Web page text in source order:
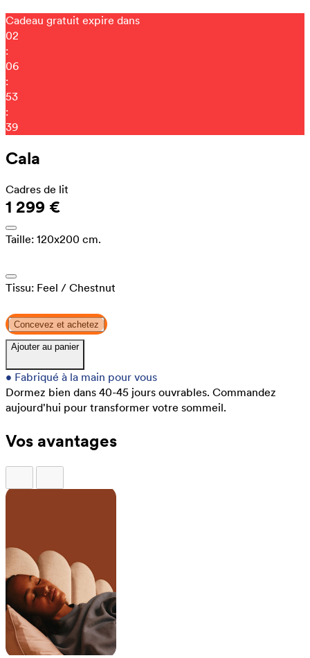
Cadeau gratuit expire dans
02
:
06
:
53
:
31
Cala
Cadres de lit
1 299 €
Taille: 120x200 cm.
Tissu: Feel / Chestnut
Concevez et achetez
Ajouter au panier
• Fabriqué à la main pour vous
Dormez bien dans 40-45 jours ouvrables. Commandez
aujourd'hui pour transformer votre sommeil.
Vos avantages